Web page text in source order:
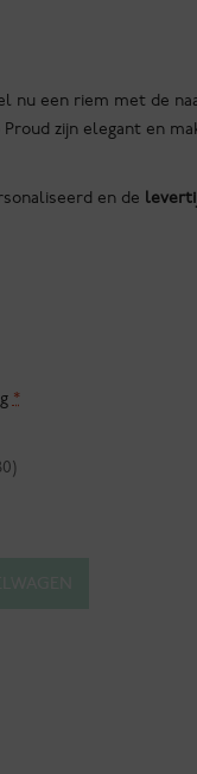
nu een riem met de
zijn elegant en
en de
*